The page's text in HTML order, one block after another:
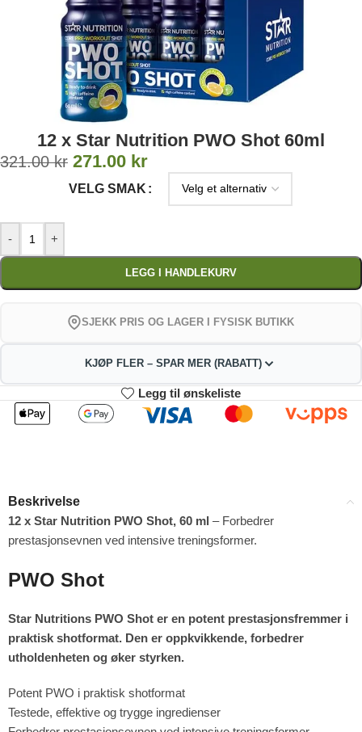
12 x Star Nutrition PWO Shot 60ml
321.00kr 271.00 kr
VELG SMAK
- +
LEGG I HANDLEKURV
SJEKK PRIS OG LAGER I FYSISK BUTIKK
KJØP FLER – SPAR MER (RABATT)
2
268.29
kr
3-4
265.58
4%
Legg til ønskeliste
Beskrivelse
12 x Star Nutrition PWO Shot, 60 ml – Forbedrer
prestasjonsevnen ved intensive treningsformer.
PWO Shot
Star Nutritions PWO Shot er en potent prestasjonsfremmer i
praktisk shotformat. Den er oppkvikkende, forbedrer
utholdenheten og øker styrken.
Potent PWO i praktisk shotformat
Testede, effektive og trygge ingredienser